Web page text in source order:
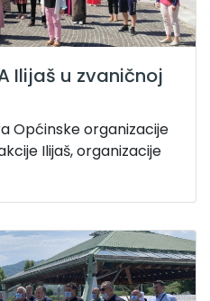
Ilijaš u zvaničnoj
Općinske organizacije
Ilijaš, organizacije